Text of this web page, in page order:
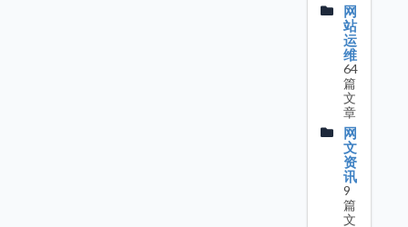
网
站
运
维
64
篇
文
章
网
文
资
讯
9
篇
文